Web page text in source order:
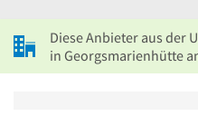
Diese Anbieter aus der
in Georgsmarienhütte